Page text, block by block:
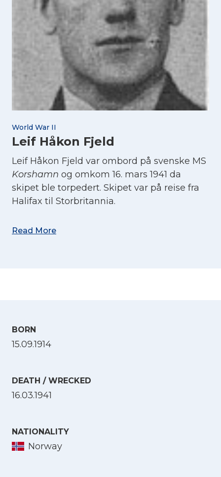
World War II
Leif Håkon Fjeld
Leif Håkon Fjeld var ombord på svenske MS
Korshamn og omkom 16. mars 1941 da
skipet ble torpedert. Skipet var på reise fra
Halifax til Storbritannia.
Read More
BORN
15.09.1914
DEATH / WRECKED
16.03.1941
NATIONALITY
Norway